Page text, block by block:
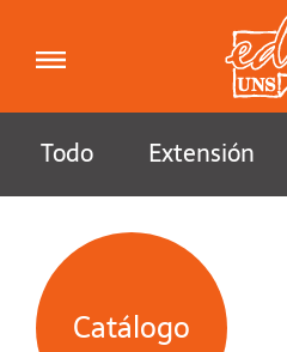
Todo Extensión
Catálogo